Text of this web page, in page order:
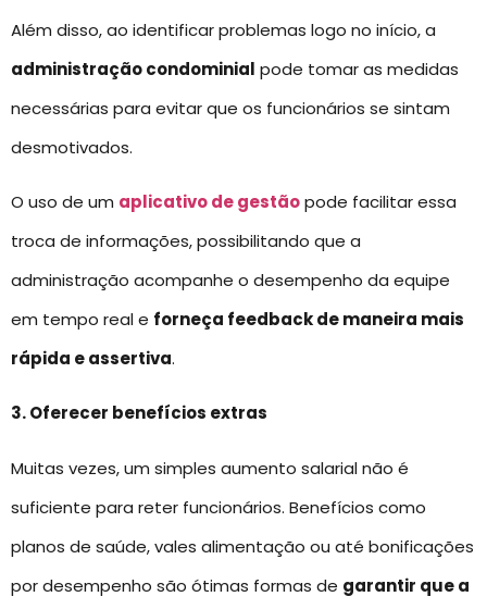
Além disso, ao identificar problemas logo no início, a
administração condominial pode tomar as medidas
necessárias para evitar que os funcionários se sintam
desmotivados.
O uso de um aplicativo de gestãopode facilitar essa
troca de informações, possibilitando que a
administração acompanhe o desempenho da equipe
em tempo real e forneça feedback de maneira mais
rápida e assertiva.
3. Oferecer benefícios extras
Muitas vezes, um simples aumento salarial não é
suficiente para reter funcionários. Benefícios como
planos de saúde, vales alimentação ou até bonificações
por desempenho são ótimas formas de garantir que a